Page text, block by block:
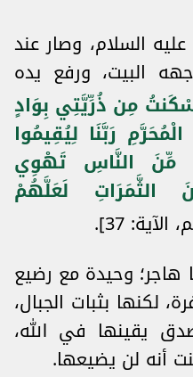
السلام، وصار عند
البيت، ورفع يده
مِن ذُرِّيَّتِي بِوَادٍ
رَبَّنَا لِيُقِيمُوا
مِّنَ النَّاسِ تَهْوِي
الثَّمَرَاتِ لَعَلَّهُمْ
37].
وحيدة مع رضيع
لكنها بثبات الجبال،
يقينها في الله،
أنه لن يضيعها.